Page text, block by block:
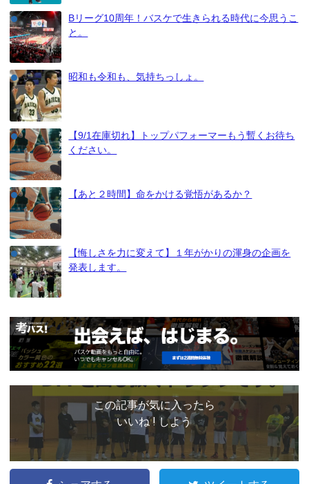
Bリーグ10周年！バスケで生きられる時代に今思うこ
と。
昭和も令和も、気持ちっしょ。
【9/1在庫切れ】トップパフォーマーもう暫くお待ち
ください。
【あと２時間】命をかける覚悟があるか？
【悔しさを力に変えて】１年がかりの渾身の企画を
発表します。
この記事が気に入ったら
いいね ! しよう